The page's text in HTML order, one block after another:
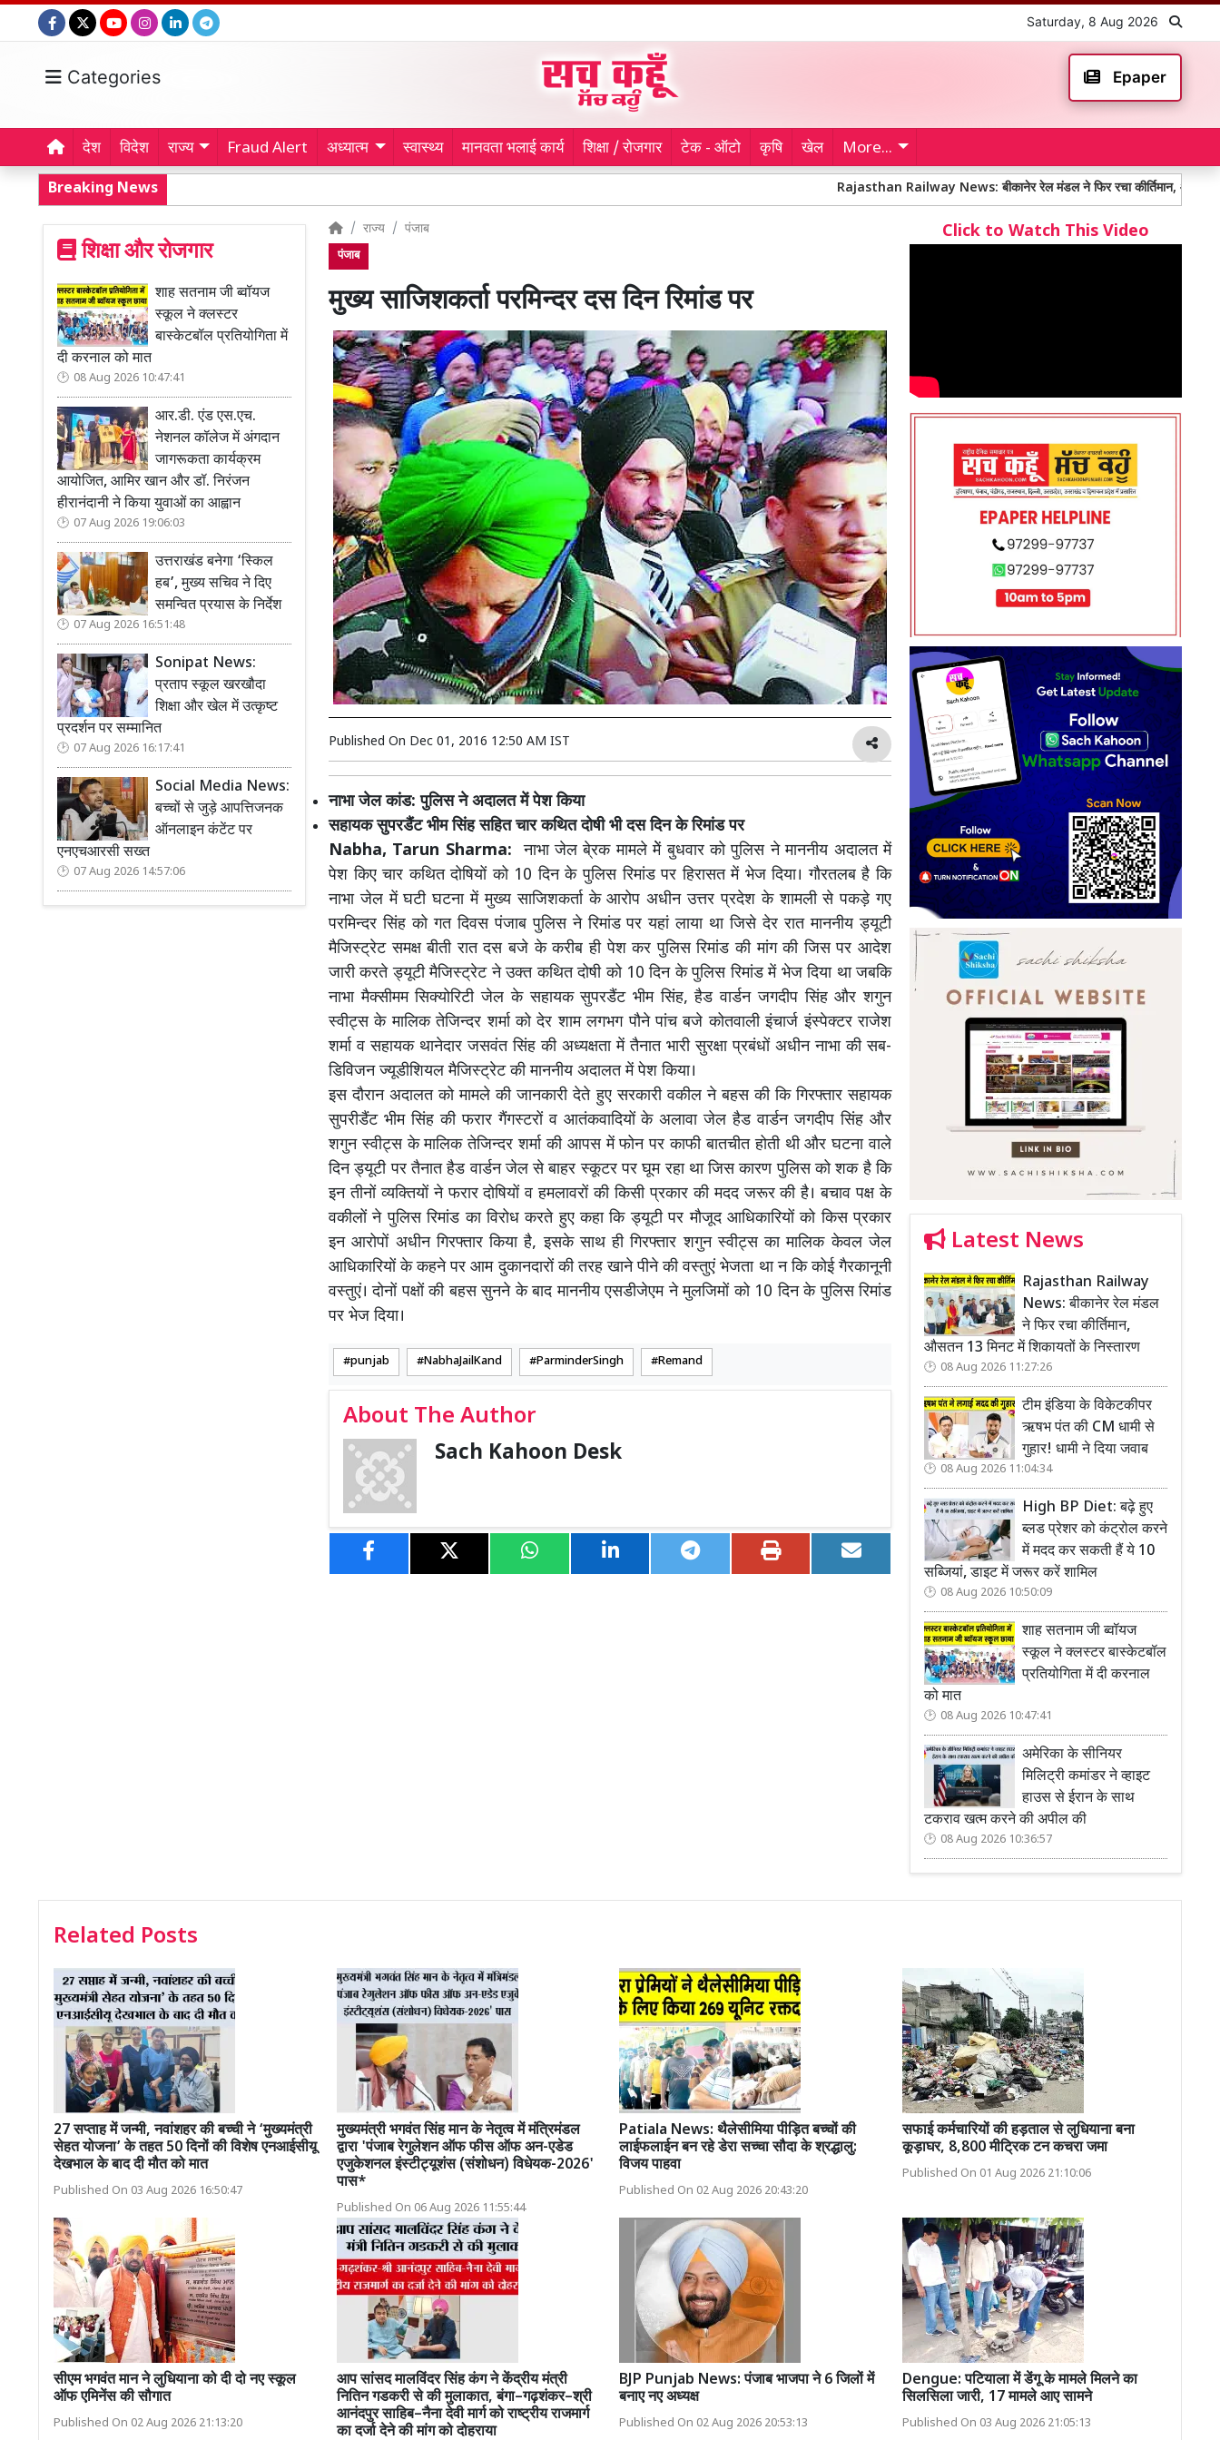
Saturday, 8 Aug 2026
Categories Epaper
देश विदेश राज्य Fraud Alert अध्यात्म स्वास्थ्य मानवता भलाई कार्य शिक्षा / रोजगार टेक - ऑटो कृषि खेल More...
Breaking News Rajasthan Railway News: बीकानेर रेल मंडल ने फिर रचा कीर्तिमान, औसतन 13 मिनट में
शिक्षा और रोजगार
शाह सतनाम जी ब्वॉयज
स्कूल ने क्लस्टर
बास्केटबॉल प्रतियोगिता में
दी करनाल को मात
08 Aug 2026 10:47:41
आर.डी. एंड एस.एच.
नेशनल कॉलेज में अंगदान
जागरूकता कार्यक्रम
आयोजित, आमिर खान और डॉ. निरंजन
हीरानंदानी ने किया युवाओं का आह्वान
07 Aug 2026 19:06:03
उत्तराखंड बनेगा ‘स्किल
हब’, मुख्य सचिव ने दिए
समन्वित प्रयास के निर्देश
07 Aug 2026 16:51:48
Sonipat News:
प्रताप स्कूल खरखौदा
शिक्षा और खेल में उत्कृष्ट
प्रदर्शन पर सम्मानित
07 Aug 2026 16:17:41
Social Media News:
बच्चों से जुड़े आपत्तिजनक
ऑनलाइन कंटेंट पर
एनएचआरसी सख्त
07 Aug 2026 14:57:06
राज्य पंजाब
पंजाब
मुख्य साजिशकर्ता परमिन्दर दस दिन रिमांड पर
Published On Dec 01, 2016 12:50 AM IST
नाभा जेल कांड: पुलिस ने अदालत में पेश किया
सहायक सुपरडैंट भीम सिंह सहित चार कथित दोषी भी दस दिन के रिमांड पर
Nabha, Tarun Sharma: नाभा जेल बे्रक मामले मेें बुधवार को पुलिस ने माननीय अदालत में
पेश किए चार कथित दोषियों को 10 दिन के पुलिस रिमांड पर हिरासत में भेज दिया। गौरतलब है कि
नाभा जेल में घटी घटना में मुख्य साजिशकर्ता के आरोप अधीन उत्तर प्रदेश के शामली से पकड़े गए
परमिन्दर सिंह को गत दिवस पंजाब पुलिस ने रिमांड पर यहां लाया था जिसे देर रात माननीय ड्यूटी
मैजिस्ट्रेट समक्ष बीती रात दस बजे के करीब ही पेश कर पुलिस रिमांड की मांग की जिस पर आदेश
जारी करते ड्यूटी मैजिस्ट्रेट ने उक्त कथित दोषी को 10 दिन के पुलिस रिमांड में भेज दिया था जबकि
नाभा मैक्सीमम सिक्योरिटी जेल के सहायक सुपरडैंट भीम सिंह, हैड वार्डन जगदीप सिंह और शगुन
स्वीट्स के मालिक तेजिन्दर शर्मा को देर शाम लगभग पौने पांच बजे कोतवाली इंचार्ज इंस्पेक्टर राजेश
शर्मा व सहायक थानेदार जसवंत सिंह की अध्यक्षता में तैनात भारी सुरक्षा प्रबंधों अधीन नाभा की सब-
डिविजन ज्यूडीशियल मैजिस्ट्रेट की माननीय अदालत में पेश किया।
इस दौरान अदालत को मामले की जानकारी देते हुए सरकारी वकील ने बहस की कि गिरफ्तार सहायक
सुपरीडैंट भीम सिंह की फरार गैंगस्टरों व आतंकवादियों के अलावा जेल हैड वार्डन जगदीप सिंह और
शगुन स्वीट्स के मालिक तेजिन्दर शर्मा की आपस में फोन पर काफी बातचीत होती थी और घटना वाले
दिन ड्यूटी पर तैनात हैड वार्डन जेल से बाहर स्कूटर पर घूम रहा था जिस कारण पुलिस को शक है कि
इन तीनों व्यक्तियों ने फरार दोषियों व हमलावरों की किसी प्रकार की मदद जरूर की है। बचाव पक्ष के
वकीलों ने पुलिस रिमांड का विरोध करते हुए कहा कि ड्यूटी पर मौजूद आधिकारियों को किस प्रकार
इन आरोपों अधीन गिरफ्तार किया है, इसके साथ ही गिरफ्तार शगुन स्वीट्स का मालिक केवल जेल
आधिकारियों के कहने पर आम दुकानदारों की तरह खाने पीने की वस्तुएं भेजता था न कि कोई गैरकानूनी
वस्तुएं। दोनों पक्षों की बहस सुनने के बाद माननीय एसडीजेएम ने मुलजिमों को 10 दिन के पुलिस रिमांड
पर भेज दिया।
punjab NabhaJailKand ParminderSingh Remand
About The Author
Sach Kahoon Desk
Click to Watch This Video
Latest News
Rajasthan Railway
News: बीकानेर रेल मंडल
ने फिर रचा कीर्तिमान,
औसतन 13 मिनट में शिकायतों के निस्तारण
08 Aug 2026 11:27:26
टीम इंडिया के विकेटकीपर
ऋषभ पंत की CM धामी से
गुहार! धामी ने दिया जवाब
08 Aug 2026 11:04:34
High BP Diet: बढ़े हुए
ब्लड प्रेशर को कंट्रोल करने
में मदद कर सकती हैं ये 10
सब्जियां, डाइट में जरूर करें शामिल
08 Aug 2026 10:50:09
शाह सतनाम जी ब्वॉयज
स्कूल ने क्लस्टर बास्केटबॉल
प्रतियोगिता में दी करनाल
को मात
08 Aug 2026 10:47:41
अमेरिका के सीनियर
मिलिट्री कमांडर ने व्हाइट
हाउस से ईरान के साथ
टकराव खत्म करने की अपील की
08 Aug 2026 10:36:57
Related Posts
27 सप्ताह में जन्मी, नवांशहर की बच्ची ने ‘मुख्यमंत्री
सेहत योजना’ के तहत 50 दिनों की विशेष एनआईसीयू
देखभाल के बाद दी मौत को मात
Published On 03 Aug 2026 16:50:47
मुख्यमंत्री भगवंत सिंह मान के नेतृत्व में मंत्रिमंडल
द्वारा 'पंजाब रेगुलेशन ऑफ फीस ऑफ अन-एडेड
एजुकेशनल इंस्टीट्यूशंस (संशोधन) विधेयक-2026'
पास*
Published On 06 Aug 2026 11:55:44
Patiala News: थैलेसीमिया पीड़ित बच्चों की
लाईफलाईन बन रहे डेरा सच्चा सौदा के श्रद्धालु:
विजय पाहवा
Published On 02 Aug 2026 20:43:20
सफाई कर्मचारियों की हड़ताल से लुधियाना बना
कूड़ाघर, 8,800 मीट्रिक टन कचरा जमा
Published On 01 Aug 2026 21:10:06
सीएम भगवंत मान ने लुधियाना को दी दो नए स्कूल
ऑफ एमिनेंस की सौगात
Published On 02 Aug 2026 21:13:20
आप सांसद मालविंदर सिंह कंग ने केंद्रीय मंत्री
नितिन गडकरी से की मुलाकात, बंगा–गढ़शंकर–श्री
आनंदपुर साहिब–नैना देवी मार्ग को राष्ट्रीय राजमार्ग
का दर्जा देने की मांग को दोहराया
BJP Punjab News: पंजाब भाजपा ने 6 जिलों में
बनाए नए अध्यक्ष
Published On 02 Aug 2026 20:53:13
Dengue: पटियाला में डेंगू के मामले मिलने का
सिलसिला जारी, 17 मामले आए सामने
Published On 03 Aug 2026 21:05:13